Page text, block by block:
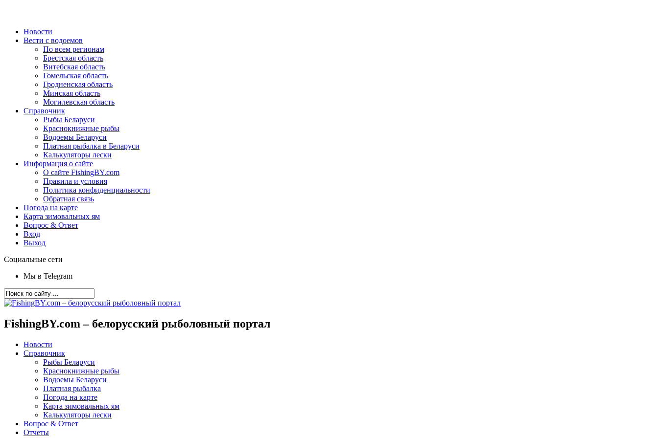
Новости
Вести с водоемов
По всем регионам
Брестская область
Витебская область
Гомельская область
Гродненская область
Минская область
Могилевская область
Справочник
Рыбы Беларуси
Краснокнижные рыбы
Водоемы Беларуси
Платная рыбалка в Беларуси
Калькуляторы лески
Информация о сайте
О сайте FishingBY.com
Правила и условия
Политика конфиденциальности
Обратная связь
Погода на карте
Карта зимовальных ям
Вопрос & Ответ
Вход
Выход
Социальные сети
Мы в Telegram
FishingBY.com – белорусский рыболовный портал
Новости
Справочник
Рыбы Беларуси
Краснокнижные рыбы
Водоемы Беларуси
Платная рыбалка
Погода на карте
Карта зимовальных ям
Калькуляторы лески
Вопрос & Ответ
Отчеты